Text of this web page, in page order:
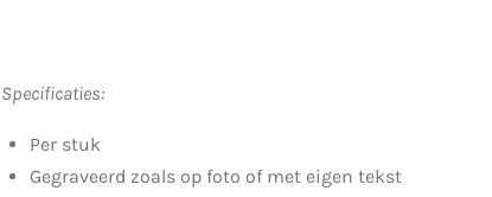
Specificaties:
Per stuk
Gegraveerd zoals op foto of met eigen tekst